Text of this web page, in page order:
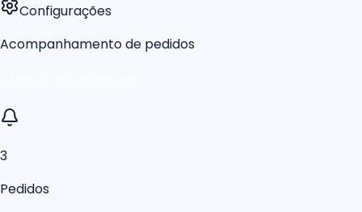
Configurações
Acompanhamento de pedidos
3
Pedidos